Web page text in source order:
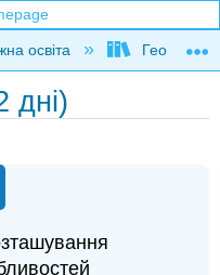
hierarchy
освіта Географія
дні)